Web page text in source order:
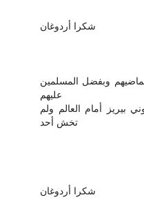
شكرا أردوغان
بماضيهم وبفضل المسلمين
عليهم
بيريز أمام العالم ولم
تخش أحد
شكرا أردوغان